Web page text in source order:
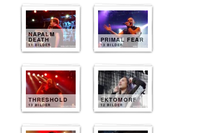
NAPALM
DEATH
11 BILDER
PRIMAL FEAR
13 BILDER
THRESHOLD
13 BILDER
EKTOMORF
12 BILDER